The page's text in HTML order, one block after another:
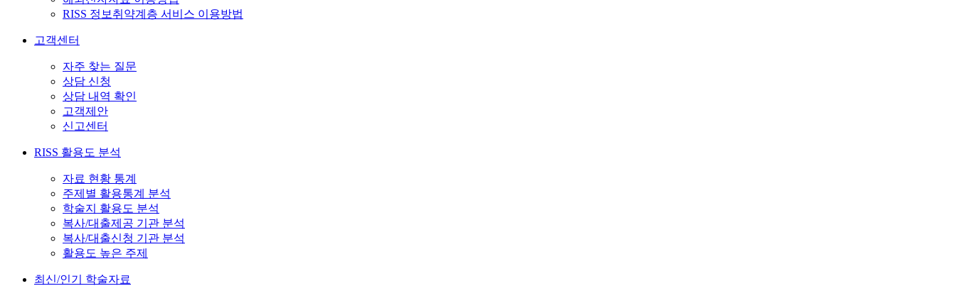
RISS 정보취약계층 서비스 이용방법
고객센터
자주 찾는 질문
상담 신청
상담 내역 확인
고객제안
신고센터
RISS 활용도 분석
자료 현황 통계
주제별 활용통계 분석
학술지 활용도 분석
복사/대출제공 기관 분석
복사/대출신청 기관 분석
활용도 높은 주제
최신/인기 학술자료